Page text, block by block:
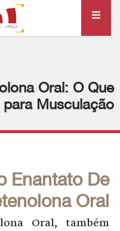
Oral: O
para
Enantato De
Oral
Oral, também